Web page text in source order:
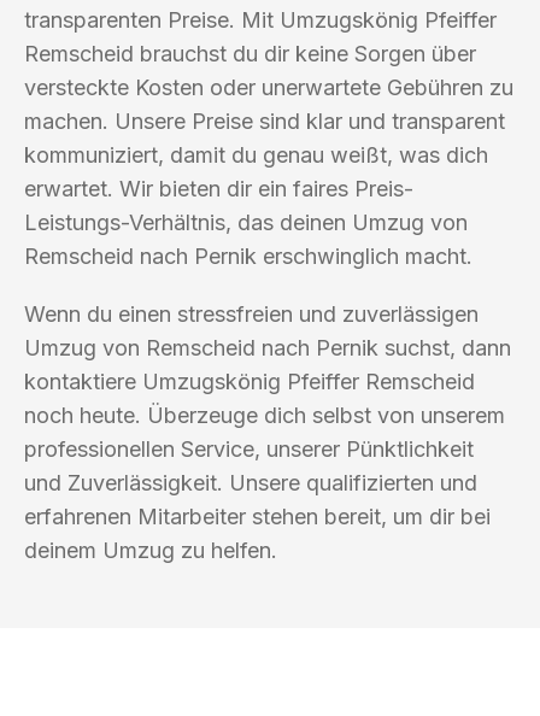
transparenten Preise. Mit Umzugskönig Pfeiffer
Remscheid brauchst du dir keine Sorgen über
versteckte Kosten oder unerwartete Gebühren zu
machen. Unsere Preise sind klar und transparent
kommuniziert, damit du genau weißt, was dich
erwartet. Wir bieten dir ein faires Preis-
Leistungs-Verhältnis, das deinen Umzug von
Remscheid nach Pernik erschwinglich macht.
Wenn du einen stressfreien und zuverlässigen
Umzug von Remscheid nach Pernik suchst, dann
kontaktiere Umzugskönig Pfeiffer Remscheid
noch heute. Überzeuge dich selbst von unserem
professionellen Service, unserer Pünktlichkeit
und Zuverlässigkeit. Unsere qualifizierten und
erfahrenen Mitarbeiter stehen bereit, um dir bei
deinem Umzug zu helfen.